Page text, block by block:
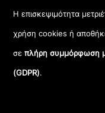
Η επισκεψιμότητα
χρήση cookies ή
σεπλήρη συμμόρφωση
(GDPR).